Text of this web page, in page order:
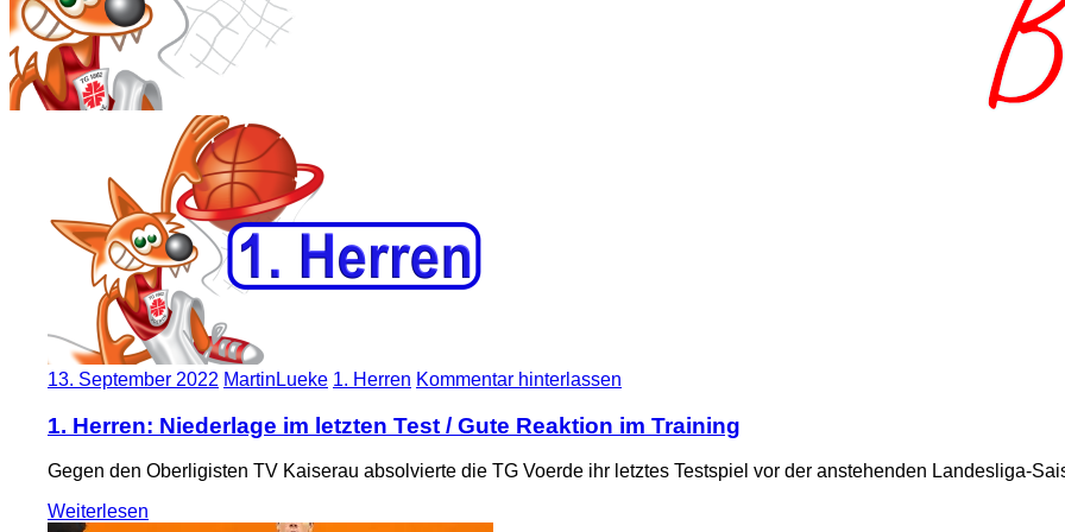
13. September 2022 MartinLueke 1. Herren Kommentar hinterlassen
1. Herren: Niederlage im letzten Test / Gute Reaktion im Training
Gegen den Oberligisten TV Kaiserau absolvierte die TG Voerde ihr letztes Testspiel vor der anstehenden Landesliga-
Weiterlesen